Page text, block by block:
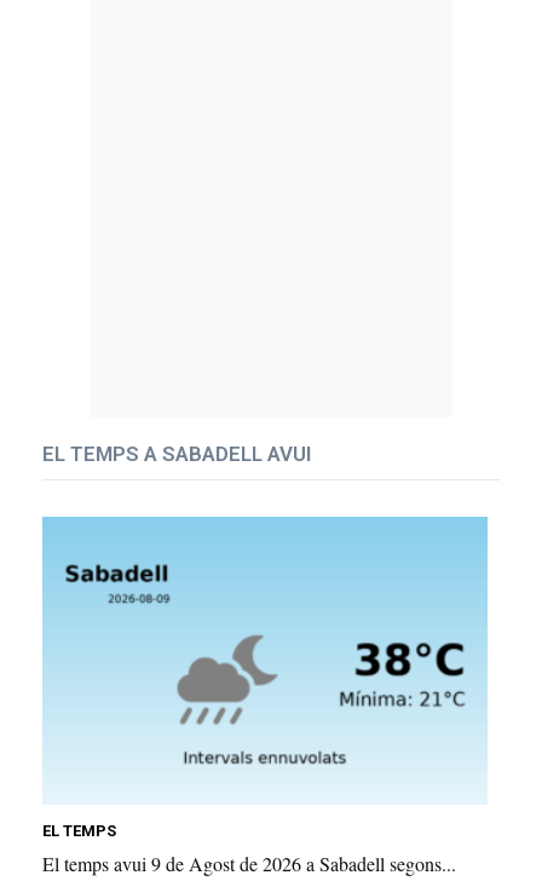
EL TEMPS A SABADELL AVUI
EL TEMPS
El temps avui 9 de Agost de 2026 a Sabadell segons...